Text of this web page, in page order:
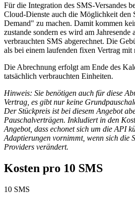
Für die Integration des SMS-Versandes
Cloud-Dienste auch die Möglichkeit den
Demand" zu machen. Damit kommen
zustande sondern es wird am Jahresende
verbrauchten SMS abgerechnet. Die
als bei einem laufenden fixen Vertrag
Die Abrechnung erfolgt am Ende des
tatsächlich verbrauchten Einheiten.
Hinweis: Sie benötigen auch für diese
Vertrag, es gibt nur keine
Der Stückpreis ist bei diesem Angebot
Pauschalverträgen. Inkludiert in den
Angebot, dass echonet sich um die API
Adaptierungen vornimmt, wenn sich die
Providers verändert.
Kosten pro 10 SMS
10 SMS